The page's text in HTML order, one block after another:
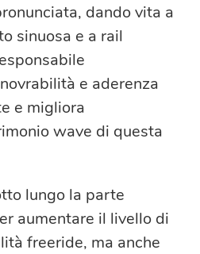
dando vita a
sinuosa e a rail
e aderenza
e migliora
wave di questa
lungo la parte
aumentare il livello di
freeride, ma anche